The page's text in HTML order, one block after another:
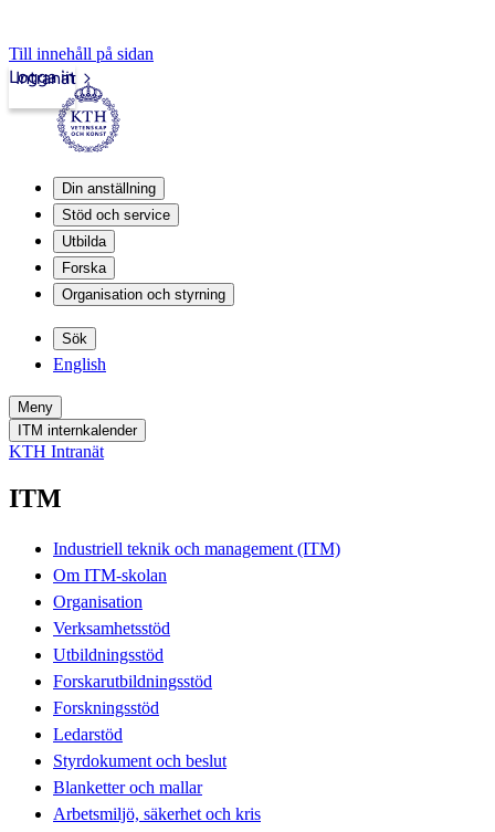
Till innehåll på sidan
Intranät
Logga in
Din anställning
Stöd och service
Utbilda
Forska
Organisation och styrning
Sök
English
Meny
ITM internkalender
KTH Intranät
ITM
Industriell teknik och management (ITM)
Om ITM-skolan
Organisation
Verksamhetsstöd
Utbildningsstöd
Forskarutbildningsstöd
Forskningsstöd
Ledarstöd
Styrdokument och beslut
Blanketter och mallar
Arbetsmiljö, säkerhet och kris